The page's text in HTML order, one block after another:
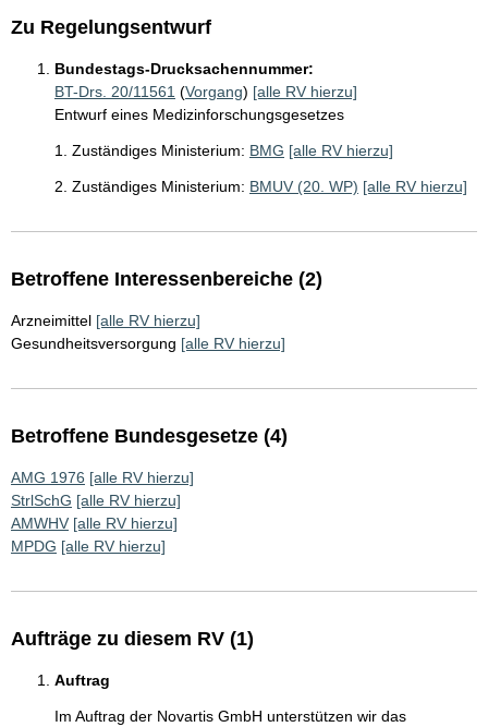
Zu Regelungsentwurf
Bundestags-Drucksachennummer:
BT-Drs. 20/11561 (Vorgang) [alle RV hierzu]
Entwurf eines Medizinforschungsgesetzes
1. Zuständiges Ministerium: BMG [alle RV hierzu]
2. Zuständiges Ministerium: BMUV (20. WP) [alle RV hierzu]
Betroffene Interessenbereiche (2)
Arzneimittel [alle RV hierzu]
Gesundheitsversorgung [alle RV hierzu]
Betroffene Bundesgesetze (4)
AMG 1976 [alle RV hierzu]
StrlSchG [alle RV hierzu]
AMWHV [alle RV hierzu]
MPDG [alle RV hierzu]
Aufträge zu diesem RV (1)
Auftrag
Im Auftrag der Novartis GmbH unterstützen wir das